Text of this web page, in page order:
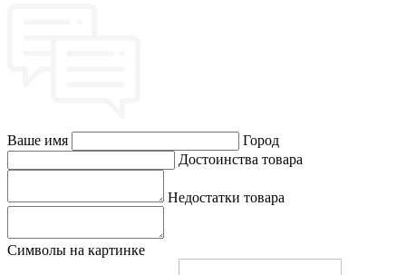
Ваше имя
Город
Достоинства товара
Недостатки товара
Символы на картинке